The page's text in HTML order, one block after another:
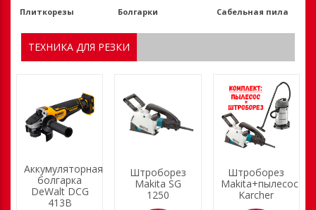
Плиткорезы Болгарки Сабельная пила
ТЕХНИКА ДЛЯ РЕЗКИ
Аккумуляторная
болгарка
DeWalt DCG
413B
Штроборез
Makita SG
1250
Штроборез
Makita+пылесос
Karcher